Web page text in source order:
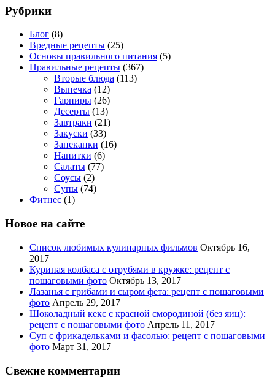
Рубрики
Блог (8)
Вредные рецепты (25)
Основы правильного питания (5)
Правильные рецепты (367)
Вторые блюда (113)
Выпечка (12)
Гарниры (26)
Десерты (13)
Завтраки (21)
Закуски (33)
Запеканки (16)
Напитки (6)
Салаты (77)
Соусы (2)
Супы (74)
Фитнес (1)
Новое на сайте
Список любимых кулинарных фильмов Октябрь 16,
2017
Куриная колбаса с отрубями в кружке: рецепт с
пошаговыми фото Октябрь 13, 2017
Лазанья с грибами и сыром фета: рецепт с пошаговыми
фото Апрель 29, 2017
Шоколадный кекс с красной смородиной (без яиц):
рецепт с пошаговыми фото Апрель 11, 2017
Суп с фрикадельками и фасолью: рецепт с пошаговыми
фото Март 31, 2017
Свежие комментарии